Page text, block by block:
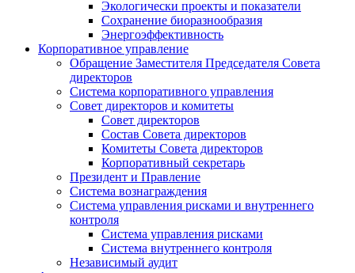
Экологически проекты и показатели
Сохранение биоразнообразия
Энергоэффективность
Корпоративное управление
Обращение Заместителя Председателя Совета
директоров
Система корпоративного управления
Совет директоров и комитеты
Совет директоров
Состав Совета директоров
Комитеты Совета директоров
Корпоративный секретарь
Президент и Правление
Система вознаграждения
Система управления рисками и внутреннего
контроля
Система управления рисками
Система внутреннего контроля
Независимый аудит